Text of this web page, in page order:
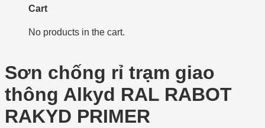
Cart
No products in the cart.
Sơn chống rỉ trạm giao
thông Alkyd RAL RABOT
RAKYD PRIMER